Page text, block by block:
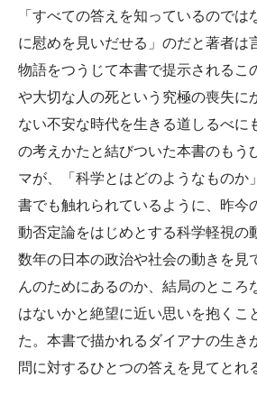
「すべての答えを知っているのでは
に慰めを見いだせる」のだと著者は
物語をつうじて本書で提示されるこ
や大切な人の死という究極の喪失に
ない不安な時代を生きる道しるべに
の考えかたと結びついた本書のもう
マが、「科学とはどのようなものか
書でも触れられているように、昨今
動否定論をはじめとする科学軽視の
数年の日本の政治や社会の動きを見
んのためにあるのか、結局のところ
はないかと絶望に近い思いを抱くこ
た。本書で描かれるダイアナの生き
問に対するひとつの答えを見てとれ